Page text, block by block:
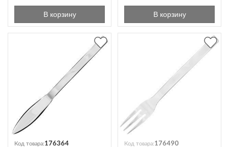
В корзину В корзину
Код товара:176364 Код товара:176490